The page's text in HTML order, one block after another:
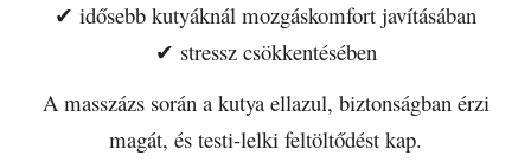
✔ idősebb kutyáknál mozgáskomfort javításában
✔ stressz csökkentésében
A masszázs során a kutya ellazul, biztonságban érzi
magát, és testi-lelki feltöltődést kap.